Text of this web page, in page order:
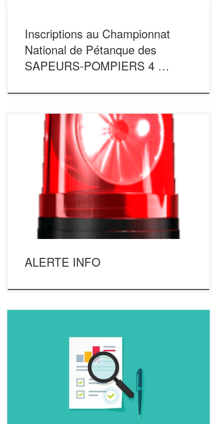
Inscriptions au Championnat
National de Pétanque des
SAPEURS-POMPIERS 4 …
Championnat National de Pétanque 2026
mailto: mailto:claude.rdc@orange.fr
ALERTE INFO